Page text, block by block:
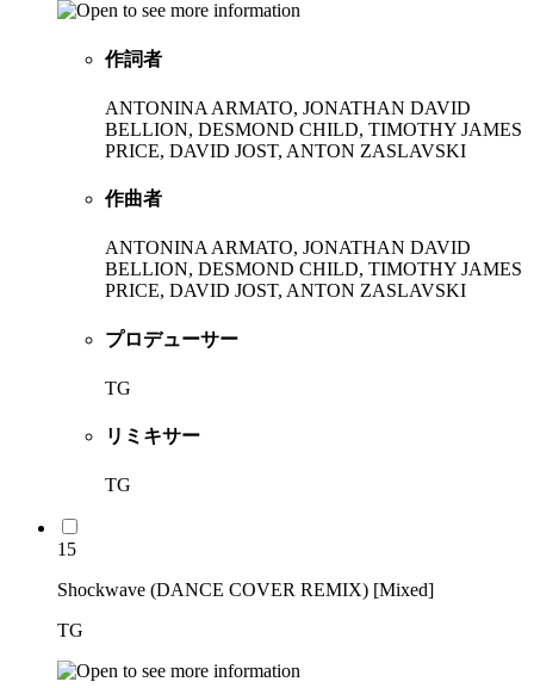
作詞者
ANTONINA ARMATO, JONATHAN DAVID
BELLION, DESMOND CHILD, TIMOTHY JAMES
PRICE, DAVID JOST, ANTON ZASLAVSKI
作曲者
ANTONINA ARMATO, JONATHAN DAVID
BELLION, DESMOND CHILD, TIMOTHY JAMES
PRICE, DAVID JOST, ANTON ZASLAVSKI
プロデューサー
TG
リミキサー
TG
15
Shockwave (DANCE COVER REMIX) [Mixed]
TG